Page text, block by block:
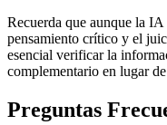
Recuerda que aunque la
pensamiento crítico y el
esencial verificar la
complementario en lugar
Preguntas